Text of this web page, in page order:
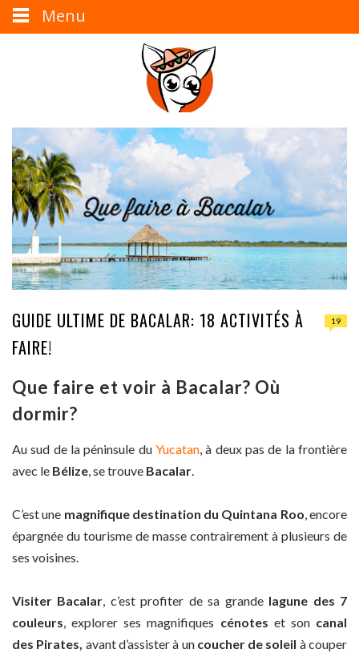
GUIDE ULTIME DE BACALAR: 18 ACTIVITÉS À
FAIRE!
19
Que faire et voir à Bacalar? Où
dormir?
Au sud de la péninsule du Yucatan , à deux pas de la frontière
avec le Bélize , se trouve Bacalar
C’est une magnifique destination du Quintana Roo, encore
épargnée du tourisme de masse contrairement à plusieurs de
ses voisines.
Visiter Bacalar, c’est profiter de sa grande lagune des 7
couleurs, explorer ses magnifiques cénotes et son canal
des Pirates, avant d’assister à un coucher de soleil à couper
Menu